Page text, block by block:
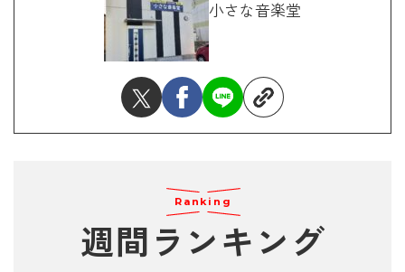
小さな音楽堂
Ranking
週間ランキング